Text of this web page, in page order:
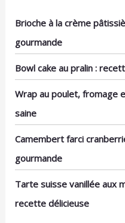
Brioche à la crème
gourmande
Bowl cake au pralin :
Wrap au poulet, fromage
saine
Camembert farci
gourmande
Tarte suisse vanillée aux
recette délicieuse